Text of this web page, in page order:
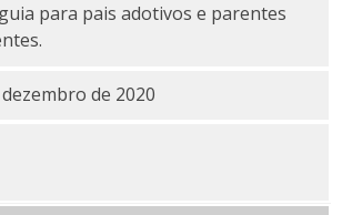
para pais adotivos e parentes
de 2020